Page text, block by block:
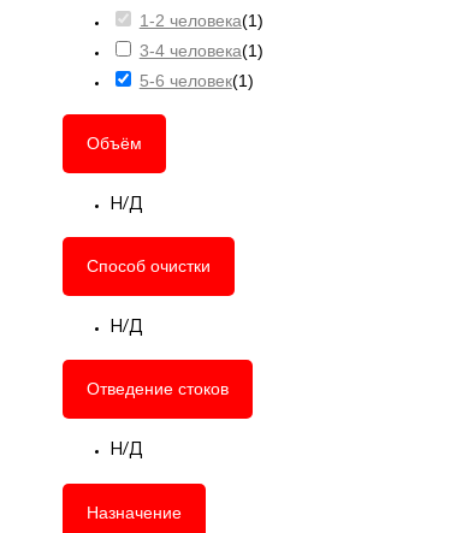
1-2 человека(1)
3-4 человека(1)
5-6 человек(1)
Объём
Н/Д
Способ очистки
Н/Д
Отведение стоков
Н/Д
Назначение